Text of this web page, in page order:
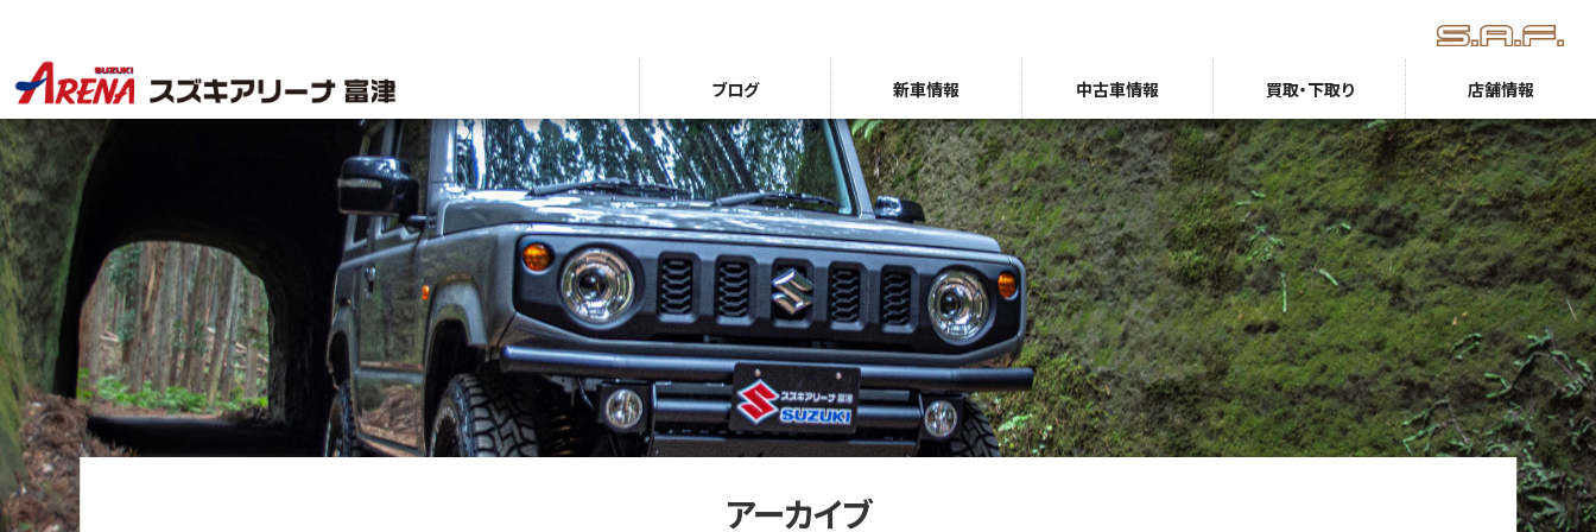
ブログ 新車情報 中古車情報 買取・下取り 店舗情報
アーカイブ